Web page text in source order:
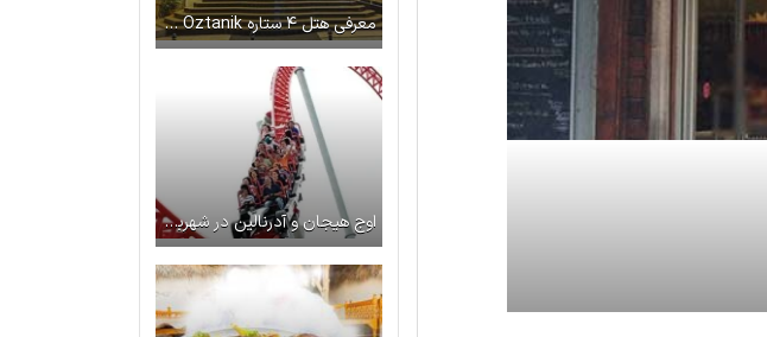
معرفی هتل ۴ ستاره Grand Oztanik استانبول
اوج هیجان و آدرنالین در شهربازی ویالند استانبول